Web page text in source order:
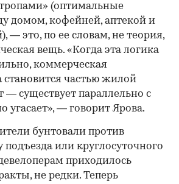
(оптимальные
домом, кофейней, аптекой и
— это, по ее словам, не теория,
вещь. «Когда эта логика
коммерческая
становится частью жилой
— существует параллельно с
угасает», — говорит Ярова.
бунтовали против
или круглосуточного
приходилось
не редки. Теперь